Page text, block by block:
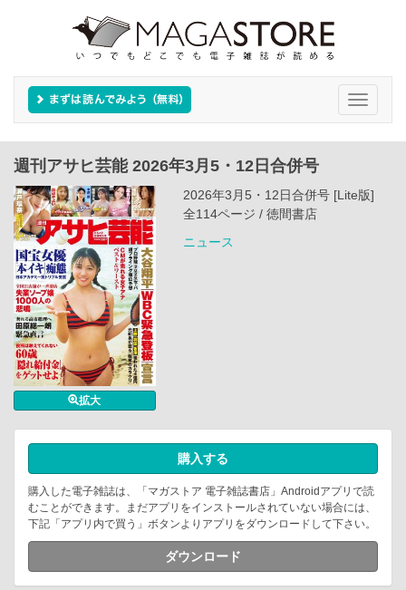
Toggle
週刊アサヒ芸能 2026年3月5・12日合併号
拡大
2026年3月5・12日合併号 [Lite版]
全114ページ / 徳間書店
ニュース
購入する
購入した電子雑誌は、「マガストア 電子雑誌書店」Androidアプリで読
むことができます。まだアプリをインストールされていない場合には、
下記「アプリ内で買う」ボタンよりアプリをダウンロードして下さい。
ダウンロード